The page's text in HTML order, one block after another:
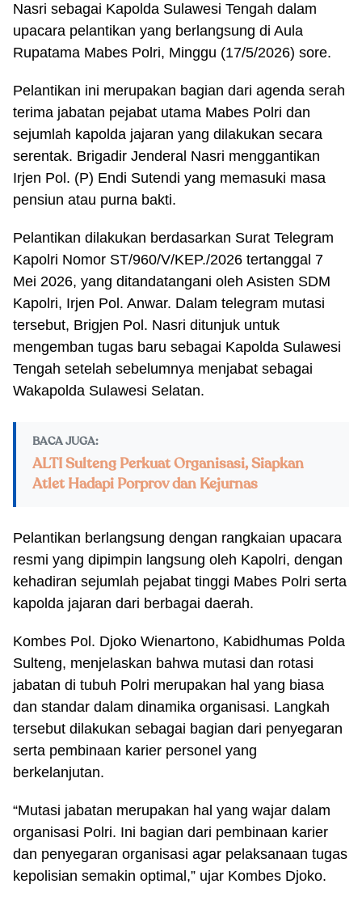
Nasri sebagai Kapolda Sulawesi Tengah dalam
upacara pelantikan yang berlangsung di Aula
Rupatama Mabes Polri, Minggu (17/5/2026) sore.
Pelantikan ini merupakan bagian dari agenda serah
terima jabatan pejabat utama Mabes Polri dan
sejumlah kapolda jajaran yang dilakukan secara
serentak. Brigadir Jenderal Nasri menggantikan
Irjen Pol. (P) Endi Sutendi yang memasuki masa
pensiun atau purna bakti.
Pelantikan dilakukan berdasarkan Surat Telegram
Kapolri Nomor ST/960/V/KEP./2026 tertanggal 7
Mei 2026, yang ditandatangani oleh Asisten SDM
Kapolri, Irjen Pol. Anwar. Dalam telegram mutasi
tersebut, Brigjen Pol. Nasri ditunjuk untuk
mengemban tugas baru sebagai Kapolda Sulawesi
Tengah setelah sebelumnya menjabat sebagai
Wakapolda Sulawesi Selatan.
BACA JUGA:
ALTI Sulteng Perkuat Organisasi, Siapkan
Atlet Hadapi Porprov dan Kejurnas
Pelantikan berlangsung dengan rangkaian upacara
resmi yang dipimpin langsung oleh Kapolri, dengan
kehadiran sejumlah pejabat tinggi Mabes Polri serta
kapolda jajaran dari berbagai daerah.
Kombes Pol. Djoko Wienartono, Kabidhumas Polda
Sulteng, menjelaskan bahwa mutasi dan rotasi
jabatan di tubuh Polri merupakan hal yang biasa
dan standar dalam dinamika organisasi. Langkah
tersebut dilakukan sebagai bagian dari penyegaran
serta pembinaan karier personel yang
berkelanjutan.
“Mutasi jabatan merupakan hal yang wajar dalam
organisasi Polri. Ini bagian dari pembinaan karier
dan penyegaran organisasi agar pelaksanaan tugas
kepolisian semakin optimal,” ujar Kombes Djoko.